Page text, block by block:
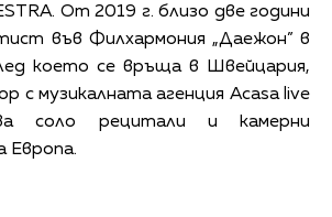
От 2019 г. близо две години
във Филхармония „Даежон” в
което се връща в Швейцария,
с музикалната агенция Acasa live
соло рецитали и камерни
Европа.